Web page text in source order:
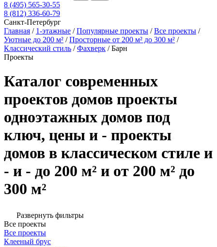
8 (495) 565-30-55
8 (812) 336-60-79
Санкт-Петербург
Главная / 1-этажные /Популярные проекты /Все проекты /
Уютные до 200 м² /Просторные от 200 м² до 300 м² /
Классический стиль /Фахверк /Барн
Проекты
Каталог современных
проектов домов проекты
одноэтажных домов под
ключ, цены и - проекты
домов в классическом стиле и
- и - до 200 м² и от 200 м² до
300 м²
Развернуть фильтры
Все проекты
Все проекты
Клееный брус